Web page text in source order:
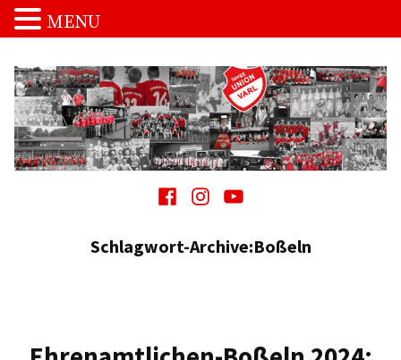
Inhalt
springen
Spvgg. Union Varl
…die Macht vom Schnakenpohl!
FacebookInstagram
Youtube
Schlagwort-Archive:Boßeln
MENU